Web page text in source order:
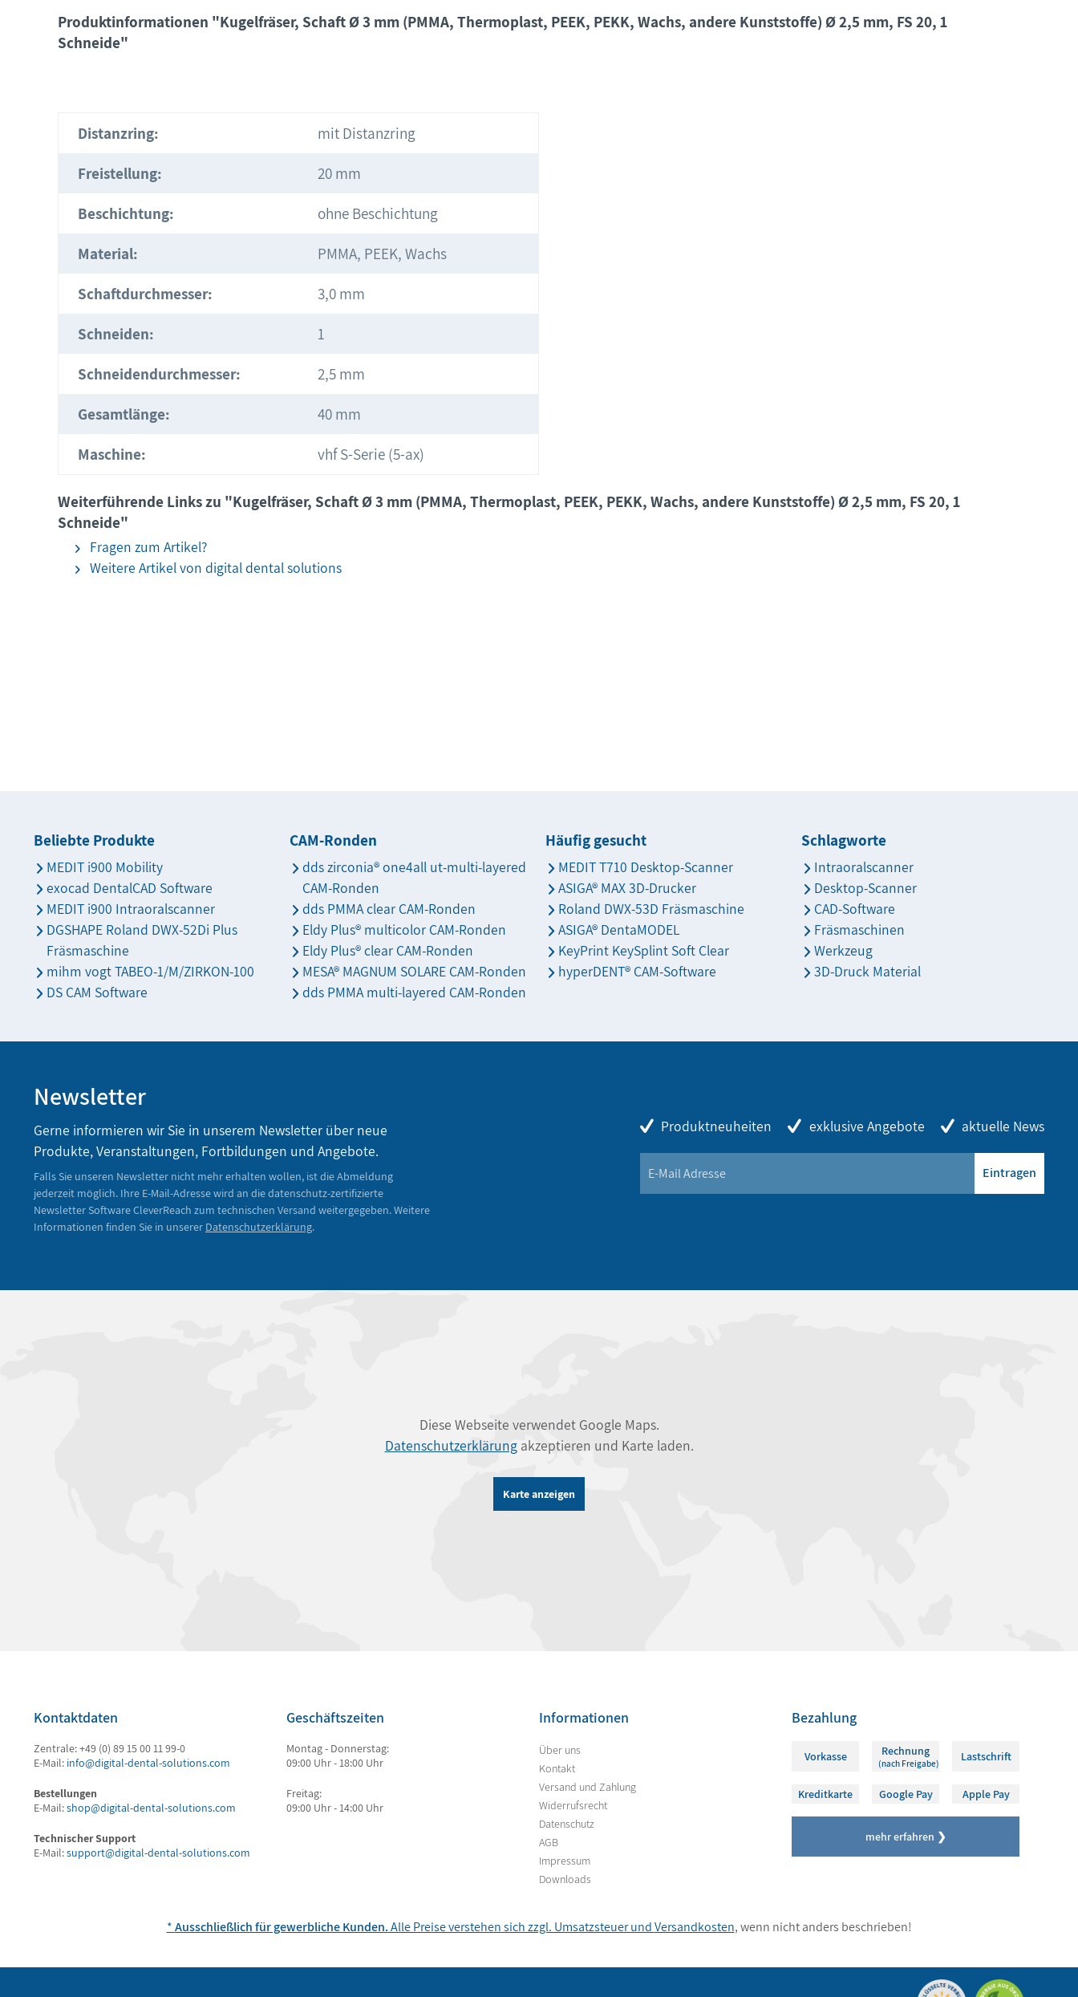
Produktinformationen "Kugelfräser, Schaft Ø 3 mm (PMMA, Thermoplast, PEEK, PEKK, Wachs, andere Kunststoffe) Ø 2,5 mm, FS 20, 1
Schneide"
Distanzring:
mit Distanzring
Freistellung:
20 mm
Beschichtung:
ohne Beschichtung
Material:
PMMA, PEEK, Wachs
Schaftdurchmesser:
3,0 mm
Schneiden:
1
Schneidendurchmesser:
2,5 mm
Gesamtlänge:
40 mm
Maschine:
vhf S-Serie (5-ax)
Weiterführende Links zu "Kugelfräser, Schaft Ø 3 mm (PMMA, Thermoplast, PEEK, PEKK, Wachs, andere Kunststoffe) Ø 2,5 mm, FS 20, 1
Schneide"
Fragen zum Artikel?
Weitere Artikel von digital dental solutions
Beliebte Produkte
MEDIT i900 Mobility
exocad DentalCAD Software
MEDIT i900 Intraoralscanner
DGSHAPE Roland DWX-52Di Plus
Fräsmaschine
mihm vogt TABEO-1/M/ZIRKON-100
DS CAM Software
CAM-Ronden
dds zirconia® one4all ut-multi-layered
CAM-Ronden
dds PMMA clear CAM-Ronden
Eldy Plus® multicolor CAM-Ronden
Eldy Plus® clear CAM-Ronden
MESA® MAGNUM SOLARE CAM-Ronden
dds PMMA multi-layered CAM-Ronden
Häufig gesucht
MEDIT T710 Desktop-Scanner
ASIGA® MAX 3D-Drucker
Roland DWX-53D Fräsmaschine
ASIGA® DentaMODEL
KeyPrint KeySplint Soft Clear
hyperDENT® CAM-Software
Schlagworte
Intraoralscanner
Desktop-Scanner
CAD-Software
Fräsmaschinen
Werkzeug
3D-Druck Material
Newsletter
Gerne informieren wir Sie in unserem Newsletter über neue
Produkte, Veranstaltungen, Fortbildungen und Angebote.
Falls Sie unseren Newsletter nicht mehr erhalten wollen, ist die Abmeldung
jederzeit möglich. Ihre E-Mail-Adresse wird an die datenschutz-zertifizierte
Newsletter Software CleverReach zum technischen Versand weitergegeben. Weitere
Informationen finden Sie in unserer Datenschutzerklärung.
Produktneuheiten exklusive Angebote aktuelle News
Eintragen
Diese Webseite verwendet Google Maps.
Datenschutzerklärungakzeptieren und Karte laden.
Karte anzeigen
Kontaktdaten
Zentrale: +49 (0) 89 15 00 11 99-0
E-Mail: info@digital-dental-solutions.com
Bestellungen
E-Mail:shop@digital-dental-solutions.com
Technischer Support
E-Mail:support@digital-dental-solutions.com
Geschäftszeiten
Montag - Donnerstag:
09:00 Uhr - 18:00 Uhr
Freitag:
09:00 Uhr - 14:00 Uhr
Informationen
Über uns
Kontakt
Versand und Zahlung
Widerrufsrecht
Datenschutz
AGB
Impressum
Downloads
Bezahlung
Vorkasse Rechnung
(nach Freigabe) Lastschrift
Kreditkarte Google Pay Apple Pay
mehr erfahren ❯
*Ausschließlich für gewerbliche Kunden.Alle Preise verstehen sich zzgl. Umsatzsteuer undVersandkosten, wenn nicht anders beschrieben!